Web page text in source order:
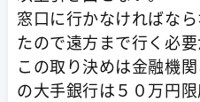
窓口に行かなければな
たので遠方まで行く必要
この取り決めは金融機
の大手銀行は５０万円限